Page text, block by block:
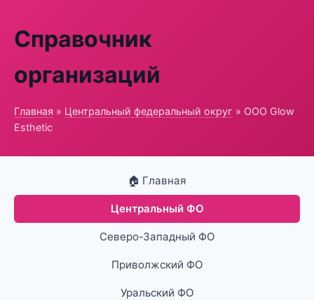
Справочник
организаций
Главная » Центральный федеральный округ » ООО Glow
Esthetic
🏠 Главная
Центральный ФО
Северо-Западный ФО
Приволжский ФО
Уральский ФО